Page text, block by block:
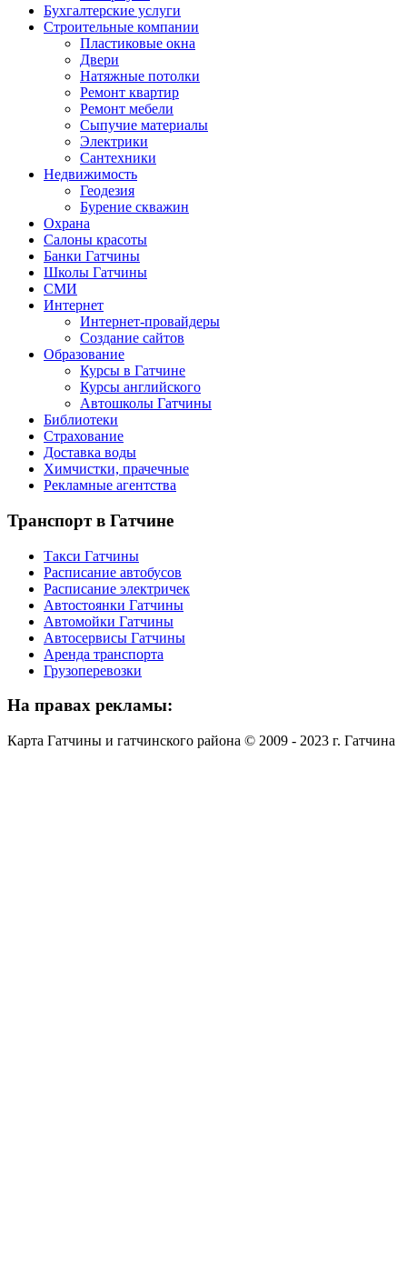
Бухгалтерские услуги
Строительные компании
Пластиковые окна
Двери
Натяжные потолки
Ремонт квартир
Ремонт мебели
Сыпучие материалы
Электрики
Сантехники
Недвижимость
Геодезия
Бурение скважин
Охрана
Салоны красоты
Банки Гатчины
Школы Гатчины
СМИ
Интернет
Интернет-провайдеры
Создание сайтов
Образование
Курсы в Гатчине
Курсы английского
Автошколы Гатчины
Библиотеки
Страхование
Доставка воды
Химчистки, прачечные
Рекламные агентства
Транспортв Гатчине
Такси Гатчины
Расписание автобусов
Расписание электричек
Автостоянки Гатчины
Автомойки Гатчины
Автосервисы Гатчины
Аренда транспорта
Грузоперевозки
На правах рекламы:
Карта Гатчины и гатчинского района © 2009 - 2023 г. Гатчина